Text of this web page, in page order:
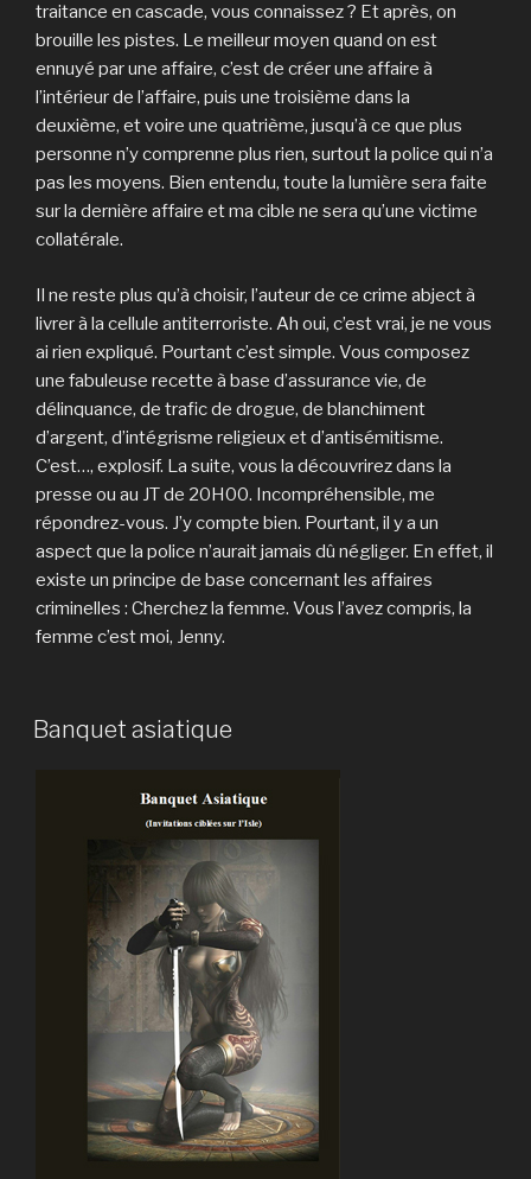
traitance en cascade, vous connaissez ? Et après, on
brouille les pistes. Le meilleur moyen quand on est
ennuyé par une affaire, c’est de créer une affaire à
l’intérieur de l’affaire, puis une troisième dans la
deuxième, et voire une quatrième, jusqu’à ce que plus
personne n’y comprenne plus rien, surtout la police qui n’a
pas les moyens. Bien entendu, toute la lumière sera faite
sur la dernière affaire et ma cible ne sera qu’une victime
collatérale.
Il ne reste plus qu’à choisir, l’auteur de ce crime abject à
livrer à la cellule antiterroriste. Ah oui, c’est vrai, je ne vous
ai rien expliqué. Pourtant c’est simple. Vous composez
une fabuleuse recette à base d’assurance vie, de
délinquance, de trafic de drogue, de blanchiment
d’argent, d’intégrisme religieux et d’antisémitisme.
C’est…, explosif. La suite, vous la découvrirez dans la
presse ou au JT de 20H00. Incompréhensible, me
répondrez-vous. J’y compte bien. Pourtant, il y a un
aspect que la police n’aurait jamais dû négliger. En effet, il
existe un principe de base concernant les affaires
criminelles : Cherchez la femme. Vous l’avez compris, la
femme c’est moi, Jenny.
Banquet asiatique